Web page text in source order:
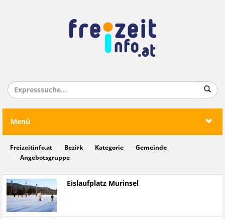
Menü
Freizeitinfo.at Bezirk Kategorie
Gemeinde
Angebotsgruppe
Eislaufplatz Murinsel